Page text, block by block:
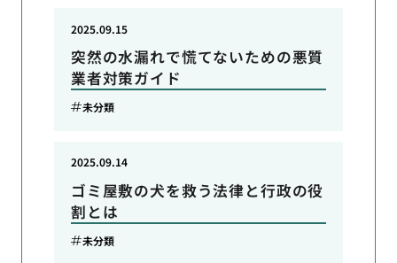
突然の水漏れで慌てないための悪質
業者対策ガイド
2025.09.15
未分類
ゴミ屋敷の犬を救う法律と行政の役
割とは
2025.09.14
未分類